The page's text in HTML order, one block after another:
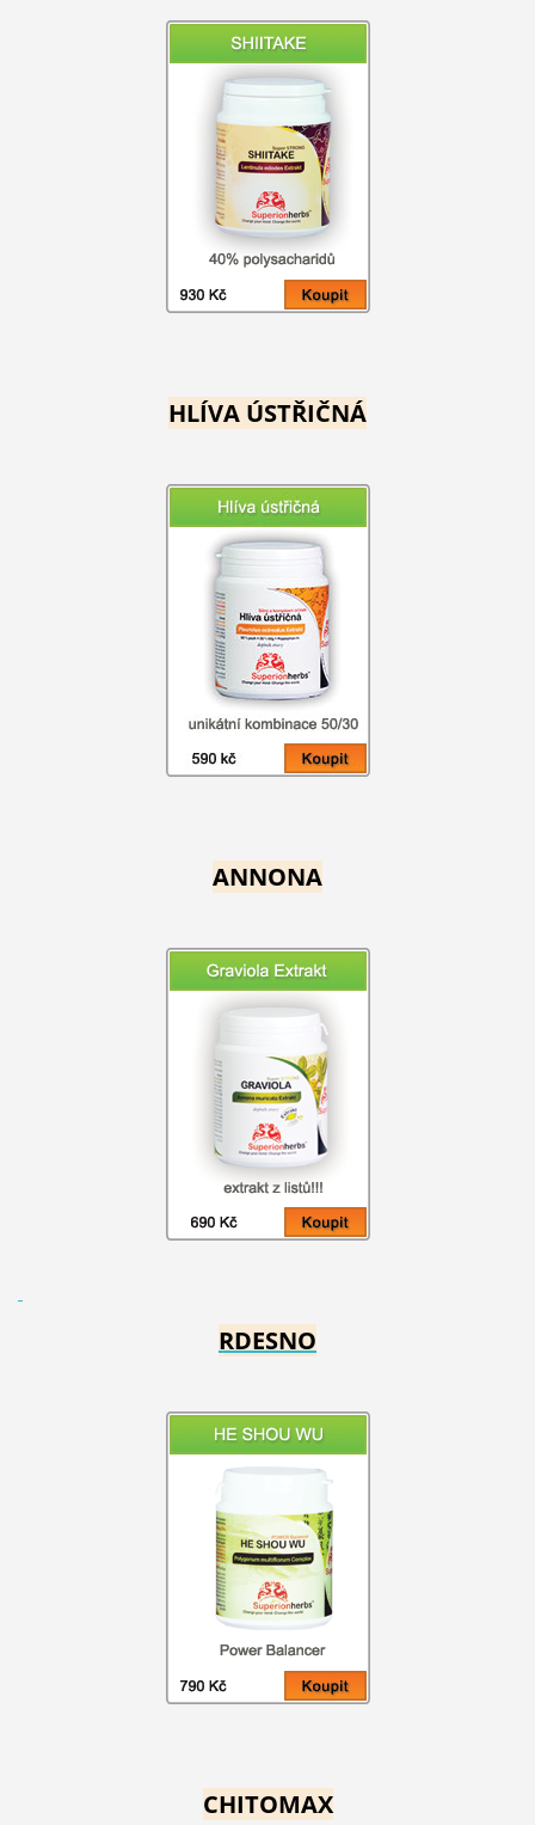
HLÍVA ÚSTŘIČNÁ
ANNONA
RDESNO
CHITOMAX